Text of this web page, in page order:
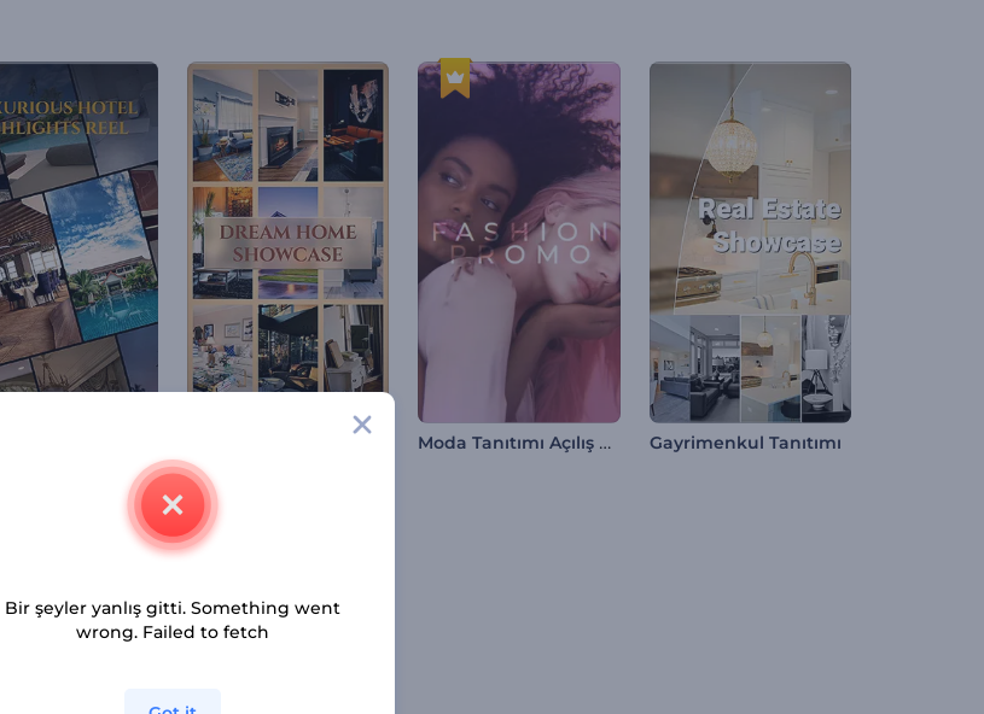
Moda Tanıtımı Açılış Videosu Gayrimenkul Tanıtımı
Bir şeyler yanlış gitti. Something went
wrong. Failed to fetch